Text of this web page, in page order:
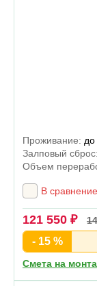
Проживание: до
Залповый сброс:
Объем
В сравнение
121 550 ₽
- 15 %
Смета на